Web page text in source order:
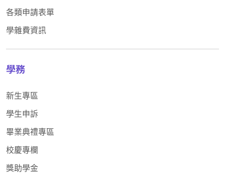
各類申請表單
學雜費資訊
學務
新生專區
學生申訴
畢業典禮專區
校慶專欄
獎助學金